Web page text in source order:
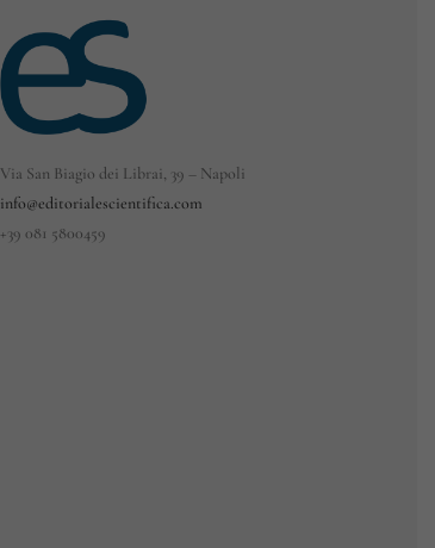
Via San Biagio dei Librai, 39 – Napoli
info@editorialescientifica.com
+39 081 5800459